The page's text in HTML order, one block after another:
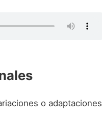
o adaptaciones